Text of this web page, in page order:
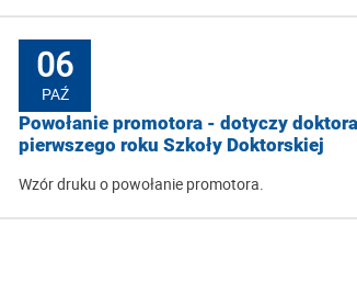
06
PAŹ
Powołanie promotora - dotyczy
pierwszego roku Szkoły Doktorskiej
Wzór druku o powołanie promotora.